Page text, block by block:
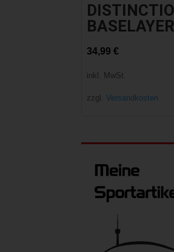
34,99€
inkl. MwSt.
zzgl. Versandkosten